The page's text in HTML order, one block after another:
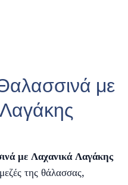
με
με Λαχανικά Λαγάκης
της θάλασσας,